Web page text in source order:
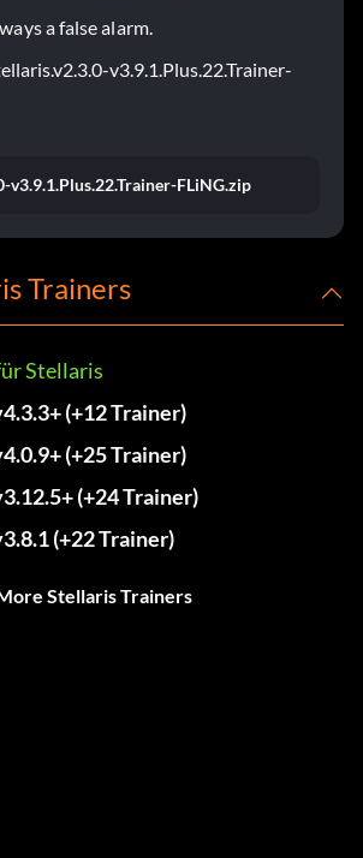
a false alarm.
v3.9.1.Plus.22.Trainer-
v3.9.1.Plus.22.Trainer-FLiNG.zip
Trainers
Stellaris
(+12 Trainer)
(+25 Trainer)
(+24 Trainer)
(+22 Trainer)
Stellaris Trainers